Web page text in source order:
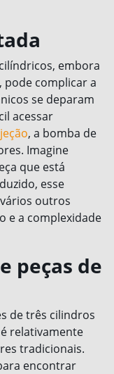
embora
pode complicar a
se deparam
acessar
, a bomba de
Imagine
que está
esse
outros
e a complexidade
peças de
de três cilindros
relativamente
tradicionais.
encontrar